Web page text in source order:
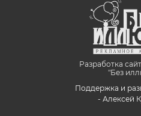
Разработка
"Без
Поддержка и
- Алексей